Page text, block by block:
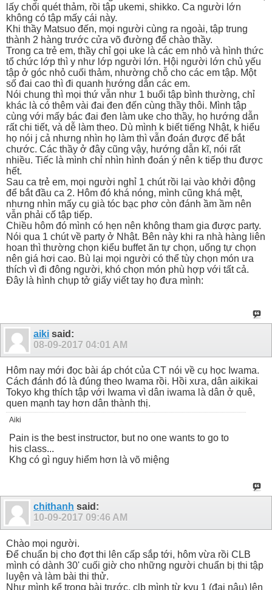
lấy chổi quét thảm, rồi tập ukemi, shikko. Ca người lớn
không có tập mấy cái này.
Khi thầy Matsuo đến, mọi người cùng ra ngoài, tập trung
thành 2 hàng trước cửa võ đường để chào thầy.
Trong ca trẻ em, thầy chỉ gọi uke là các em nhỏ và hình thức
tổ chức lớp thì y như lớp người lớn. Hội người lớn chủ yếu
tập ở góc nhỏ cuối thảm, nhường chỗ cho các em tập. Một
số đai cao thì đi quanh hướng dẫn các em.
Nói chung thì mọi thứ vẫn như 1 buổi tập bình thường, chỉ
khác là có thêm vài đai đen đến cùng thầy thôi. Mình tập
cùng với mấy bác đai đen làm uke cho thầy, họ hướng dẫn
rất chi tiết, và dễ làm theo. Dù mình k biết tiếng Nhật, k hiểu
họ nói j cả nhưng nhìn họ làm thì vẫn đoán được để bắt
chước. Các thầy ở đây cũng vậy, hướng dẫn kĩ, nói rất
nhiều. Tiếc là mình chỉ nhìn hình đoán ý nên k tiếp thu được
hết.
Sau ca trẻ em, mọi người nghỉ 1 chút rồi lại vào khởi động
để bắt đầu ca 2. Hôm đó khá nóng, mình cũng khá mệt,
nhưng nhìn mấy cụ già tóc bạc phơ còn đánh ầm ầm nên
vẫn phải cố tập tiếp.
Chiều hôm đó mình có hẹn nên không tham gia được party.
Nói qua 1 chút về party ở Nhật. Bên này khi ra nhà hàng liên
hoan thì thường chọn kiểu buffet ăn tự chọn, uống tự chọn
nên giá hơi cao. Bù lại mọi người có thể tùy chọn món ưa
thích vì đi đông người, khó chọn món phù hợp với tất cả.
Đây là hình chụp tở giấy viết tay họ đưa mình:
aiki said:
08-09-2017 04:01 AM
Hôm nay mới đọc bài áp chót của CT nói về cụ học Iwama.
Cách đánh đó là đúng theo Iwama rồi. Hồi xưa, dân aikikai
Tokyo khg thích tập với Iwama vì dân iwama là dân ở quê,
quen mạnh tay hơn dân thành thị.
Aiki
Pain is the best instructor, but no one wants to go to
his class...
Khg có gì nguy hiểm hơn là võ miệng
chithanh said:
10-09-2017 09:46 AM
Chào mọi người.
Để chuẩn bị cho đợt thi lên cấp sắp tới, hôm vừa rồi CLB
mình có dành 30' cuối giờ cho những người chuẩn bị thi tập
luyện và làm bài thi thử.
Như mình kể trong bài trước, clb mình từ kyu 1 (đai nâu) lên